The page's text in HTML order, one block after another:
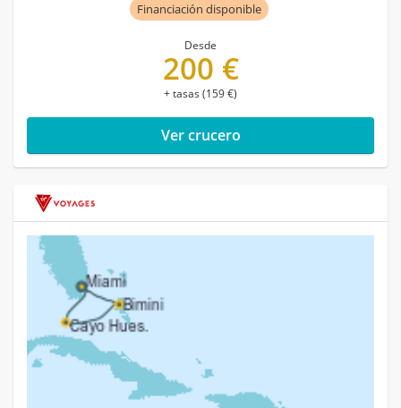
Financiación disponible
Desde
200 €
+ tasas (159 €)
Ver crucero